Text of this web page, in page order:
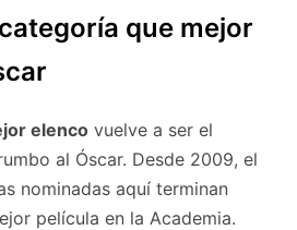
que mejor
elenco vuelve a ser el
al Óscar. Desde 2009, el
nominadas aquí terminan
película en la Academia.